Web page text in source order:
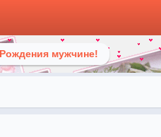
мужчине!